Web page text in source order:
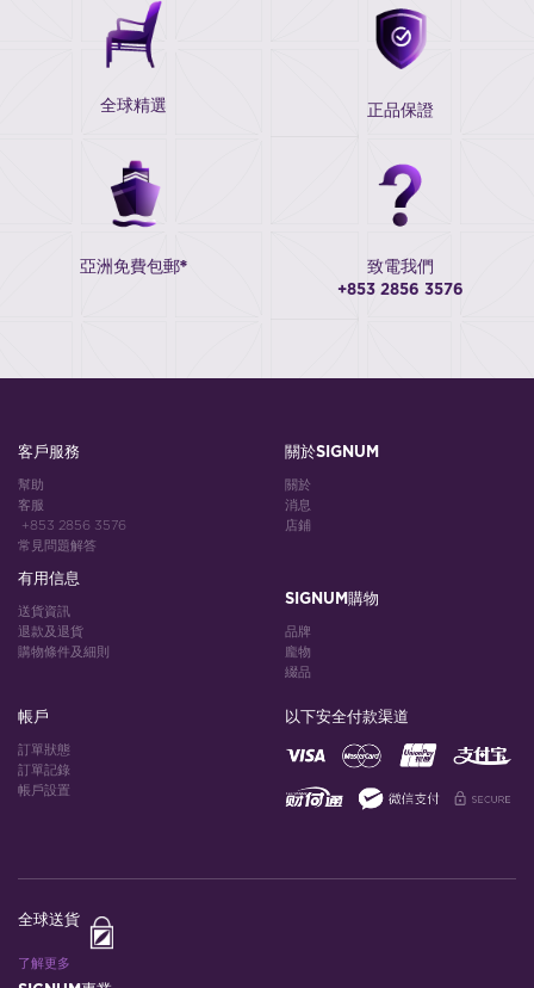
全球精選 正品保證
亞洲免費包郵* 致電我們
+853 2856 3576
客戶服務
幫助
客服
+853 2856 3576
常見問題解答
有用信息
送貨資訊
退款及退貨
購物條件及細則
關於SIGNUM
關於
消息
店鋪
SIGNUM購物
品牌
龐物
綴品
帳戶
訂單狀態
訂單記錄
帳戶設置
以下安全付款渠道
全球送貨
了解更多